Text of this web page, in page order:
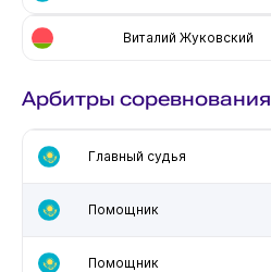
Виталий Жуковский
Арбитры соревнования
Главный судья
Помощник
Помощник